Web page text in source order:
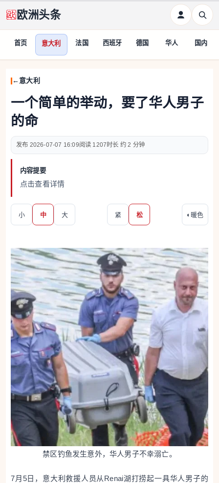
欧洲头条
首页 意大利 法国 西班牙 德国 华人 国内
意大利
一个简单的举动，要了华人男子
的命
2026-07-07 16:09 1207 约 2 分钟
内容提要
点击查看详情
小 中 大 紧 松 ◐ 暖色
禁区钓鱼发生意外，华人男子不幸溺亡。
7月5日，意大利救援人员从Renai湖打捞起一具华人男子的